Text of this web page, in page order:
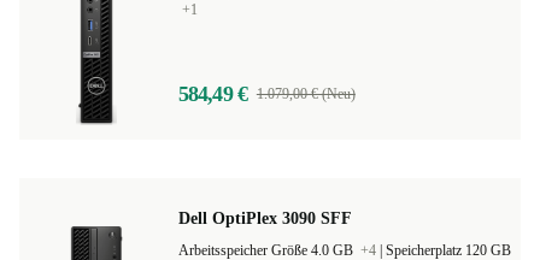
+1
584,49 € 1.079,00 € (Neu)
Dell OptiPlex 3090 SFF
Arbeitsspeicher Größe 4.0 GB +4 Speicherplatz 120 GB